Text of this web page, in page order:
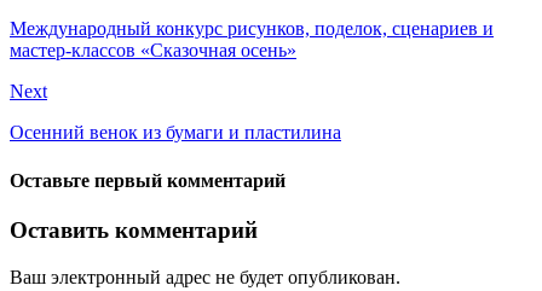
Международный конкурс рисунков, поделок, сценариев и
мастер-классов «Сказочная осень»
Next
Осенний венок из бумаги и пластилина
Оставьте первый комментарий
Оставить комментарий
Ваш электронный адрес не будет опубликован.